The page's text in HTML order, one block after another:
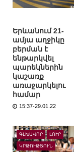
Երևանում 21-
ամյա աղջիկը
բերման է
ենթարկվել
պարեկներին
կաշառք
առաջարկելու
համար
15:37-29.01.22
ԳԼԽԱՎՈՐ ԼՈՒՐ
ԿՐԹՈՒԹՅՈՒՆ